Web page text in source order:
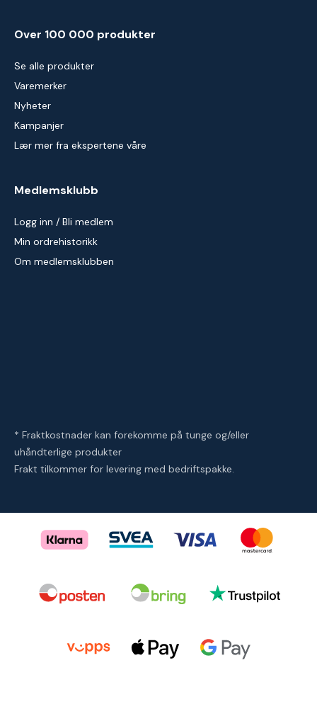
Over 100 000 produkter
Se alle produkter
Varemerker
Nyheter
Kampanjer
Lær mer fra ekspertene våre
Medlemsklubb
Logg inn / Bli medlem
Min ordrehistorikk
Om medlemsklubben
* Fraktkostnader kan forekomme på tunge og/eller
uhåndterlige produkter
Frakt tilkommer for levering med bedriftspakke.